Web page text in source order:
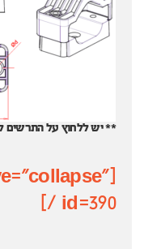
** יש ללחוץ על התרשים
id=390 /]